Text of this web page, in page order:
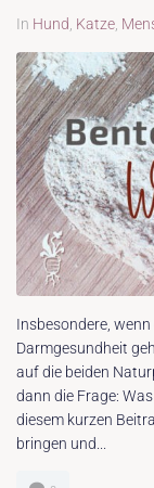
In Hund, Katze,
Insbesondere,
Darmgesundheit
auf die beiden
dann die Frage:
diesem kurzen
bringen und...